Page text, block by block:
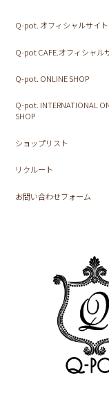
Q-pot. オフィシャルサイト
Q-pot CAFE.オフィシャル
Q-pot. ONLINE SHOP
Q-pot. INTERNATIONAL
SHOP
ショップリスト
リクルート
お問い合わせフォーム